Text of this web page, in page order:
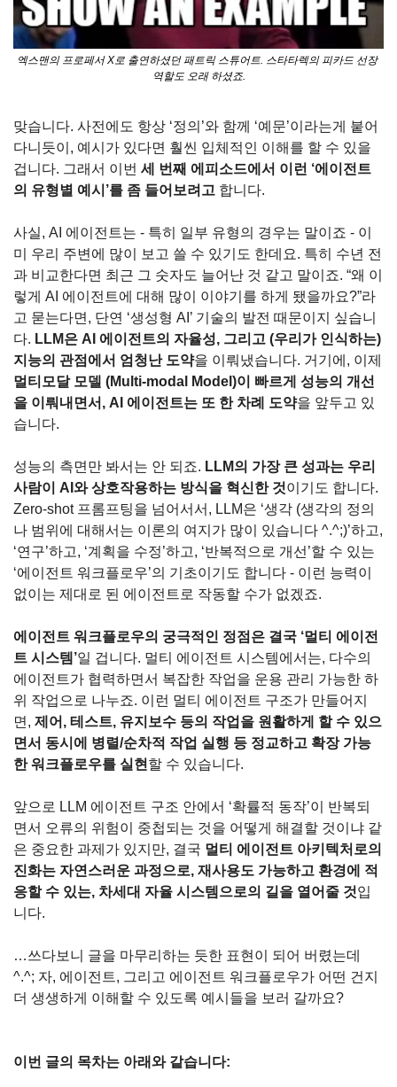
엑스맨의 프로페서 X로 출연하셨던 패트릭 스튜어트. 스타타렉의 피카드 선장
역할도 오래 하셨죠.
맞습니다. 사전에도 항상 ‘정의’와 함께 ‘예문’이라는게 붙어
다니듯이, 예시가 있다면 훨씬 입체적인 이해를 할 수 있을
겁니다. 그래서 이번 세 번째 에피소드에서 이런 ‘에이전트
의 유형별 예시’를 좀 들어보려고 합니다.
사실, AI 에이전트는 - 특히 일부 유형의 경우는 말이죠 - 이
미 우리 주변에 많이 보고 쓸 수 있기도 한데요. 특히 수년 전
과 비교한다면 최근 그 숫자도 늘어난 것 같고 말이죠. “왜 이
렇게 AI 에이전트에 대해 많이 이야기를 하게 됐을까요?”라
고 묻는다면, 단연 ‘생성형 AI’ 기술의 발전 때문이지 싶습니
다. LLM은 AI 에이전트의 자율성, 그리고 (우리가 인식하는)
지능의 관점에서 엄청난 도약
멀티모달 모델 (Multi-modal Model)이 빠르게 성능의 개선
을 이뤄내면서, AI 에이전트는 또 한 차례 도약을 앞두고 있
습니다.
성능의 측면만 봐서는 안 되죠. LLM의 가장 큰 성과는 우리
사람이 AI와 상호작용하는 방식을 혁신한 것이기도 합니다.
Zero-shot 프롬프팅을 넘어서서, LLM은 ‘생각 (생각의 정의
나 범위에 대해서는 이론의 여지가 많이 있습니다 ^.^;)’하고,
‘연구’하고, ‘계획을 수정’하고, ‘반복적으로 개선’할 수 있는
‘에이전트 워크플로우’의 기초이기도 합니다 - 이런 능력이
없이는 제대로 된 에이전트로 작동할 수가 없겠죠.
에이전트 워크플로우의 궁극적인 정점은 결국 ‘멀티 에이전
트 시스템’일 겁니다. 멀티 에이전트 시스템에서는, 다수의
에이전트가 협력하면서 복잡한 작업을 운용 관리 가능한 하
위 작업으로 나누죠. 이런 멀티 에이전트 구조가 만들어지
면, 제어, 테스트, 유지보수 등의 작업을 원활하게 할 수 있으
면서 동시에 병렬/순차적 작업 실행 등 정교하고 확장 가능
한 워크플로우를 실현 할 수 있습니다.
앞으로 LLM 에이전트 구조 안에서 ‘확률적 동작’이 반복되
면서 오류의 위험이 중첩되는 것을 어떻게 해결할 것이냐 같
은 중요한 과제가 있지만, 결국 멀티 에이전트 아키텍처로의
진화는 자연스러운 과정으로, 재사용도 가능하고 환경에 적
응할 수 있는, 차세대 자율 시스템으로의 길을 열어줄 것입
니다.
…쓰다보니 글을 마무리하는 듯한 표현이 되어 버렸는데
^.^; 자, 에이전트, 그리고 에이전트 워크플로우가 어떤 건지
더 생생하게 이해할 수 있도록 예시들을 보러 갈까요?
이번 글의 목차는 아래와 같습니다: